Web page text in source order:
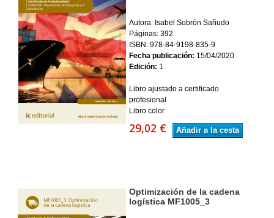
Autora: Isabel Sobrón Sañudo
Páginas: 392
ISBN: 978-84-9198-835-9
Fecha publicación: 15/04/2020
Edición: 1
Libro ajustado a certificado
profesional
Libro color
29,02 € Añadir a la cesta
Optimización de la cadena
logística MF1005_3